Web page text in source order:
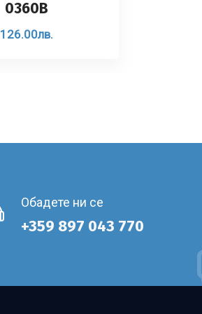
0360B
126.00лв.
Обадете ни се
+359 897 043 770